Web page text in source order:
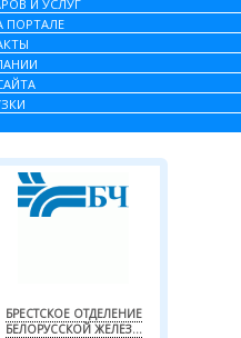
И УСЛУГ
ПОРТАЛЕ
БРЕСТСКОЕ ОТДЕЛЕНИЕ
БЕЛОРУССКОЙ ЖЕЛЕЗ...